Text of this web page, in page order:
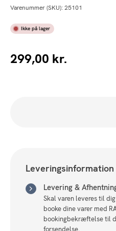
Varenummer (SKU): 25101
Ikke på lager
299,00 kr.
Leveringsinformation
Levering &
Skal varen leveres til
booke dine varer med
bookingbekræftelse til
forsendelse.